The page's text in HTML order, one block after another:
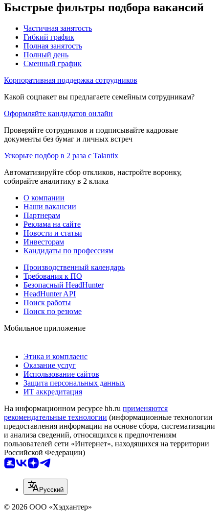
Быстрые фильтры подбора вакансий
Частичная занятость
Гибкий график
Полная занятость
Полный день
Сменный график
Корпоративная поддержка сотрудников
Какой соцпакет вы предлагаете семейным сотрудникам?
Оформляйте кандидатов онлайн
Проверяйте сотрудников и подписывайте кадровые
документы без бумаг и личных встреч
Ускорьте подбор в 2 раза с Talantix
Автоматизируйте сбор откликов, настройте воронку,
собирайте аналитику в 2 клика
О компании
Наши вакансии
Партнерам
Реклама на сайте
Новости и статьи
Инвесторам
Кандидаты по профессиям
Производственный календарь
Требования к ПО
Безопасный HeadHunter
HeadHunter API
Поиск работы
Поиск по резюме
Мобильное приложение
Этика и комплаенс
Оказание услуг
Использование сайтов
Защита персональных данных
ИТ аккредитация
На информационном ресурсе hh.ru применяются
рекомендательные технологии (информационные технологии
предоставления информации на основе сбора, систематизации
и анализа сведений, относящихся к предпочтениям
пользователей сети «Интернет», находящихся на территории
Российской Федерации)
Русский
© 2026 ООО «Хэдхантер»